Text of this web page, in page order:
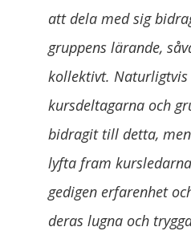
att dela med sig
gruppens lärande,
kollektivt.
kursdeltagarna och
bidragit till detta,
lyfta fram
gedigen erfarenhet
deras lugna och